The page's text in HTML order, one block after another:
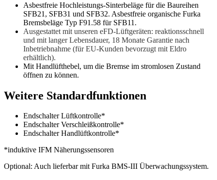
Asbestfreie Hochleistungs-Sinterbeläge für die Baureihen
SFB21, SFB31 und SFB32. Asbestfreie organische Furka
Bremsbeläge Typ F91.58 für SFB11.
Ausgestattet mit unseren eFD-Lüftgeräten: reaktionsschnell
und mit langer Lebensdauer, 18 Monate Garantie nach
Inbetriebnahme (für EU-Kunden bevorzugt mit Eldro
erhältlich).
Mit Handlüfthebel, um die Bremse im stromlosen Zustand
öffnen zu können.
Weitere Standardfunktionen
Endschalter Lüftkontrolle*
Endschalter Verschleißkontrolle*
Endschalter Handlüftkontrolle*
*induktive IFM Näherungssensoren
Optional: Auch lieferbar mit Furka BMS-III Überwachungssystem.